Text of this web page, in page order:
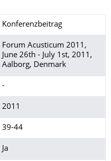
Konferenzbeitrag
Forum Acusticum 2011,
June 26th - July 1st, 2011,
Aalborg, Denmark
-
2011
39-44
Ja